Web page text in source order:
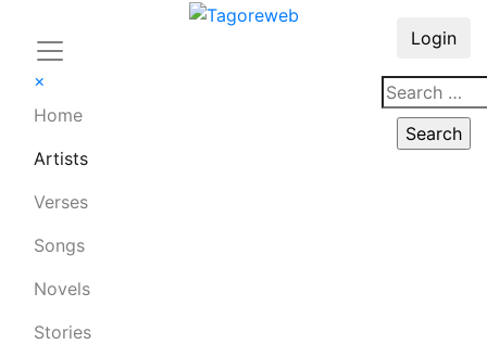
×
Home
Artists
Verses
Songs
Novels
Stories
Login